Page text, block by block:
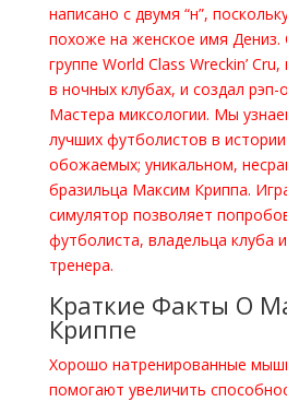
написано с двумя “н”,
похоже на женское имя Дениз.
группе World Class Wreckin’
в ночных клубах, и создал
Мастера миксологии. Мы
лучших футболистов в
обожаемых; уникальном,
бразильца Максим Криппа.
симулятор позволяет
футболиста, владельца клуба
тренера.
Краткие Факты О
Криппе
Хорошо натренированные
помогают увеличить